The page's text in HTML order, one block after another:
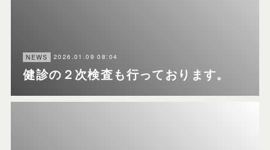
NEWS 2026.01.09 08:04
健診の２次検査も行っております。